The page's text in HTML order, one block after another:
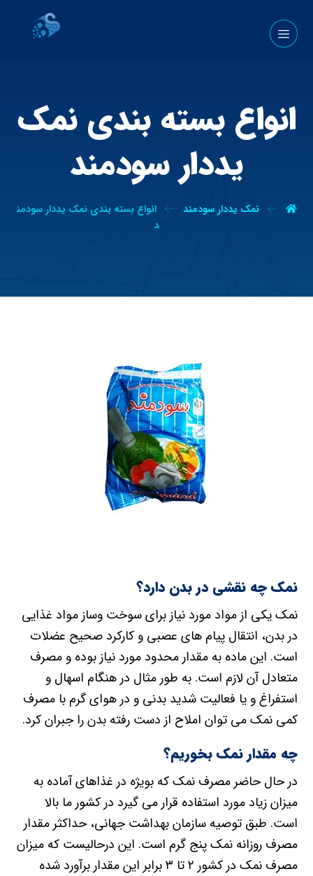
انواع بسته بندی نمک
یددار سودمند
نمک یددار سودمند
انواع بسته بندی نمک یددار سودمن
د
نمک چه نقشی در بدن دارد؟
نمک یکی از مواد مورد نیاز برای سوخت وساز مواد غذایی
در بدن، انتقال پیام های عصبی و کارکرد صحیح عضلات
است. این ماده به مقدار محدود مورد نیاز بوده و مصرف
متعادل آن لازم است. به طور مثال در هنگام اسهال و
استفراغ و یا فعالیت شدید بدنی و در هوای گرم با مصرف
کمی نمک می توان املاح از دست رفته بدن را جبران کرد.
چه مقدار نمک بخوریم؟
در حال حاضر مصرف نمک که بویژه در غذاهای آماده به
میزان زیاد مورد استفاده قرار می گیرد در کشور ما بالا
است. طبق توصیه سازمان بهداشت جهانی، حداکثر مقدار
مصرف روزانه نمک پنج گرم است. این درحالیست که میزان
مصرف نمک در کشور ۲ تا ۳ برابر این مقدار برآورد شده